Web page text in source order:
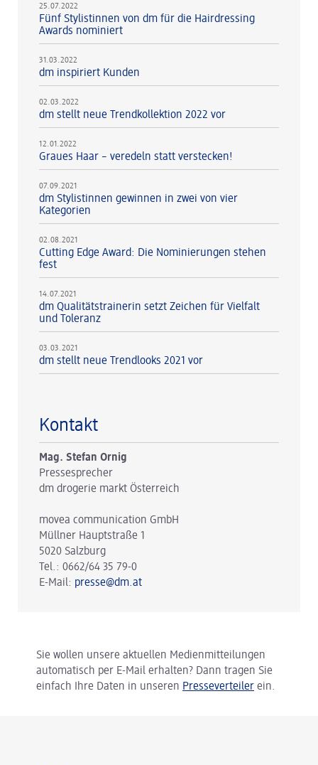
25.07.2022
Fünf Stylistinnen von dm für die Hairdressing
Awards nominiert
31.03.2022
dm inspiriert Kunden
02.03.2022
dm stellt neue Trendkollektion 2022 vor
12.01.2022
Graues Haar – veredeln statt verstecken!
07.09.2021
dm Stylistinnen gewinnen in zwei von vier
Kategorien
02.08.2021
Cutting Edge Award: Die Nominierungen stehen
fest
14.07.2021
dm Qualitätstrainerin setzt Zeichen für Vielfalt
und Toleranz
03.03.2021
dm stellt neue Trendlooks 2021 vor
Kontakt
Mag. Stefan Ornig
Pressesprecher
dm drogerie markt Österreich
movea communication GmbH
Müllner Hauptstraße 1
5020 Salzburg
Tel.: 0662/64 35 79-0
E-Mail: presse@dm.at
Sie wollen unsere aktuellen Medienmitteilungen
automatisch per E-Mail erhalten? Dann tragen Sie
einfach Ihre Daten in unseren Presseverteiler ein.